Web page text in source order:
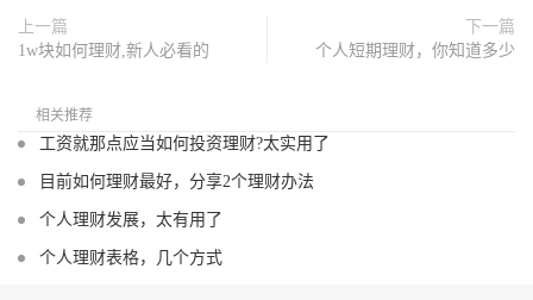
上一篇
1w块如何理财,新人必看的
下一篇
个人短期理财，你知道多少
相关推荐
工资就那点应当如何投资理财?太实用了
目前如何理财最好，分享2个理财办法
个人理财发展，太有用了
个人理财表格，几个方式